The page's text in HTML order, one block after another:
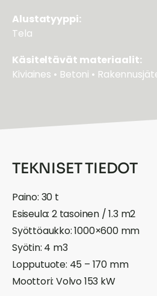
Alustatyyppi:
Tela
Käsiteltävät materiaalit:
Kiviaines • Betoni •
TEKNISET TIEDOT
Paino: 30 t
Esiseula: 2 tasoinen / 1.3 m2
Syöttöaukko: 1000×600 mm
Syötin: 4 m3
Lopputuote: 45 – 170 mm
Moottori: Volvo 153 kW